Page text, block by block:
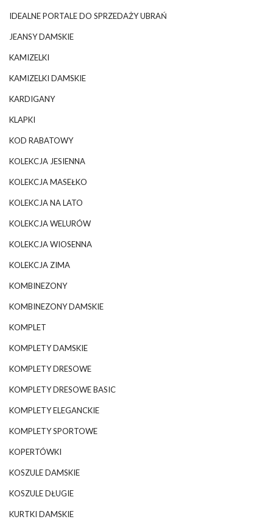
IDEALNE PORTALE DO SPRZEDAŻY UBRAŃ
JEANSY DAMSKIE
KAMIZELKI
KAMIZELKI DAMSKIE
KARDIGANY
KLAPKI
KOD RABATOWY
KOLEKCJA JESIENNA
KOLEKCJA MASEŁKO
KOLEKCJA NA LATO
KOLEKCJA WELURÓW
KOLEKCJA WIOSENNA
KOLEKCJA ZIMA
KOMBINEZONY
KOMBINEZONY DAMSKIE
KOMPLET
KOMPLETY DAMSKIE
KOMPLETY DRESOWE
KOMPLETY DRESOWE BASIC
KOMPLETY ELEGANCKIE
KOMPLETY SPORTOWE
KOPERTÓWKI
KOSZULE DAMSKIE
KOSZULE DŁUGIE
KURTKI DAMSKIE